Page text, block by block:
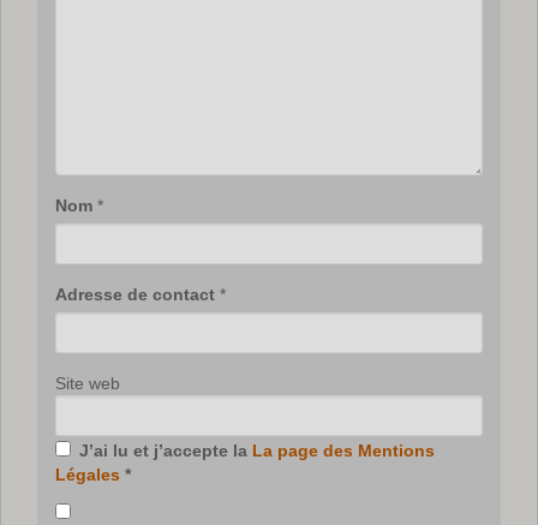
Nom *
Adresse de contact *
Site web
J’ai lu et j’accepte la La page des Mentions
Légales *